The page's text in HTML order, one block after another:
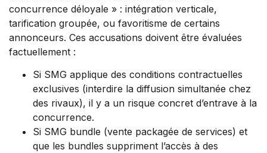
concurrence déloyale » : intégration verticale,
tarification groupée, ou favoritisme de certains
annonceurs. Ces accusations doivent être évaluées
factuellement :
Si SMG applique des conditions contractuelles
exclusives (interdire la diffusion simultanée chez
des rivaux), il y a un risque concret d’entrave à la
concurrence.
Si SMG bundle (vente packagée de services) et
que les bundles suppriment l’accès à des